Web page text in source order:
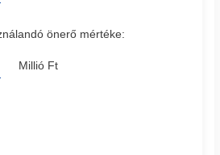
önerő mértéke:
Millió Ft